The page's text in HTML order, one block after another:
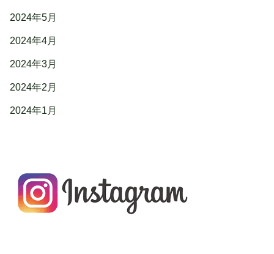
2024年5月
2024年4月
2024年3月
2024年2月
2024年1月